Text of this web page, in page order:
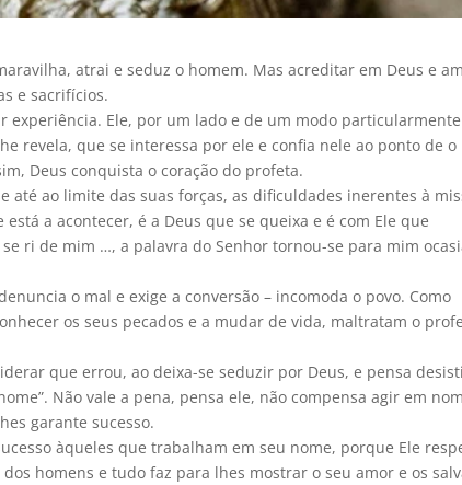
atrai e seduz o homem. Mas acreditar em Deus e
e sacrifícios.
experiência. Ele, por um lado e de um modo particularmente
revela, que se interessa por ele e confia nele ao ponto de o
Deus conquista o coração do profeta.
até ao limite das suas forças, as dificuldades inerentes à
a acontecer, é a Deus que se queixa e é com Ele que
ri de mim …, a palavra do Senhor tornou-se para mim
o mal e exige a conversão – incomoda o povo. Como
os seus pecados e a mudar de vida, maltratam o
que errou, ao deixa-se seduzir por Deus, e pensa
Não vale a pena, pensa ele, não compensa agir em
garante sucesso.
àqueles que trabalham em seu nome, porque Ele
homens e tudo faz para lhes mostrar o seu amor e os